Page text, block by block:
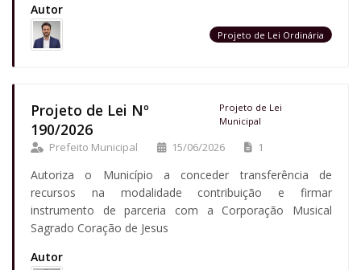
Autor
Projeto de Lei Ordinária
Projeto de Lei Nº
190/2026
Projeto de Lei
Municipal
Prefeito Municipal 15/06/2026 1
Autoriza o Município a conceder transferência de
recursos na modalidade contribuição e firmar
instrumento de parceria com a Corporação Musical
Sagrado Coração de Jesus
Autor